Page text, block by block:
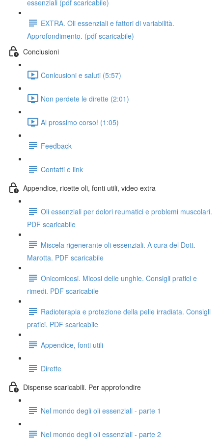
essenziali (pdf scaricabile)
EXTRA. Oli essenziali e fattori di variabilità.
Approfondimento. (pdf scaricabile)
Conclusioni
Conlcusioni e saluti (5:57)
Non perdete le dirette (2:01)
Al prossimo corso! (1:05)
Feedback
Contatti e link
Appendice, ricette oli, fonti utili, video extra
Oli essenziali per dolori reumatici e problemi muscolari.
PDF scaricabile
Miscela rigenerante oli essenziali. A cura del Dott.
Marotta. PDF scaricabile
Onicomicosi. Micosi delle unghie. Consigli pratici e
rimedi. PDF scaricabile
Radioterapia e protezione della pelle irradiata. Consigli
pratici. PDF scaricabile
Appendice, fonti utili
Dirette
Dispense scaricabili. Per approfondire
Nel mondo degli oli essenziali - parte 1
Nel mondo degli oli essenziali - parte 2